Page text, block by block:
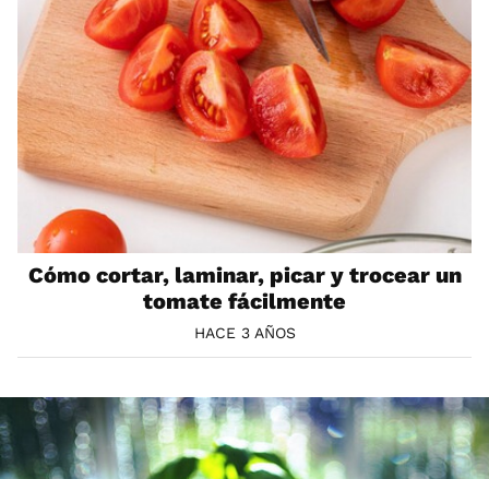
Cómo cortar, laminar, picar y trocear un
tomate fácilmente
HACE 3 AÑOS